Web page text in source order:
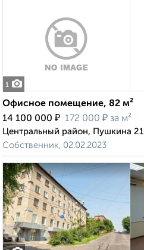
1
Офисное помещение, 82 м²
14 100 000 ₽ 172 000 ₽ за м²
Центральный район, Пушкина 21
Собственник, 02.02.2023